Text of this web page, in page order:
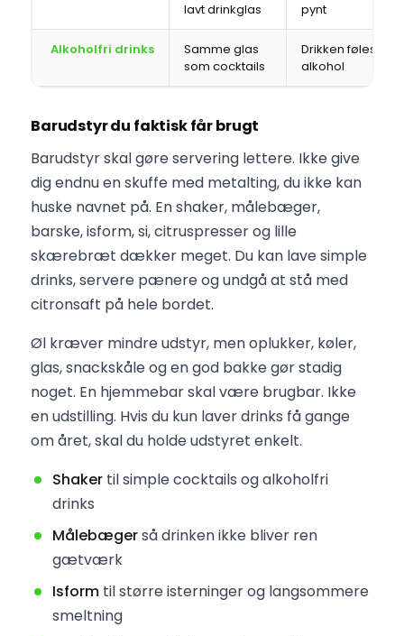
lavt drinkglas
pynt
Alkoholfri drinks
Samme glas
som cocktails
Drikken føles
alkohol
Barudstyr du faktisk får brugt
Barudstyr skal gøre servering lettere. Ikke give
dig endnu en skuffe med metalting, du ikke kan
huske navnet på. En shaker, målebæger,
barske, isform, si, citruspresser og lille
skærebræt dækker meget. Du kan lave simple
drinks, servere pænere og undgå at stå med
citronsaft på hele bordet.
Øl kræver mindre udstyr, men oplukker, køler,
glas, snackskåle og en god bakke gør stadig
noget. En hjemmebar skal være brugbar. Ikke
en udstilling. Hvis du kun laver drinks få gange
om året, skal du holde udstyret enkelt.
Shaker til simple cocktails og alkoholfri
drinks
Målebægerså drinken ikke bliver ren
gætværk
Isform til større isterninger og langsommere
smeltning